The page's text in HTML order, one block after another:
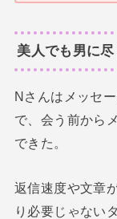
美人でも男に
Nさんはメッセ
で、会う前から
できた。
返信速度や文章
り必要じゃない